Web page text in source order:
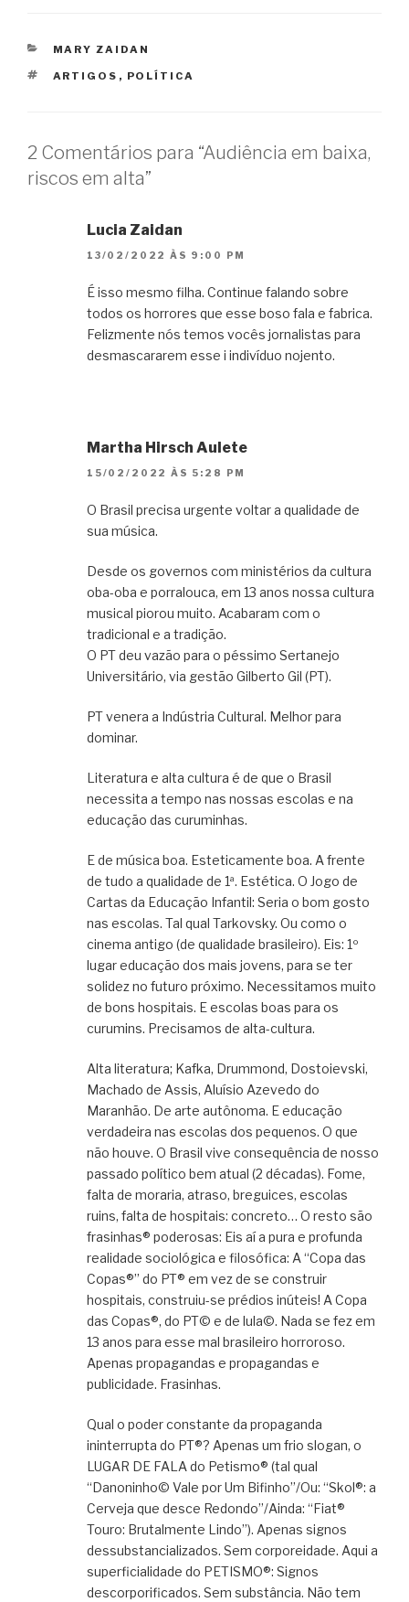
CATEGORIAS
MARY ZAIDAN
TAGS
ARTIGOS , POLÍTICA
2 Comentários para “Audiência em baixa,
riscos em alta”
Lucia Zaidan
13/02/2022 ÀS 9:00 PM
É isso mesmo filha. Continue falando sobre
todos os horrores que esse boso fala e fabrica.
Felizmente nós temos vocês jornalistas para
desmascararem esse i indivíduo nojento.
Martha Hirsch Aulete
15/02/2022 ÀS 5:28 PM
O Brasil precisa urgente voltar a qualidade de
sua música.
Desde os governos com ministérios da cultura
oba-oba e porralouca, em 13 anos nossa cultura
musical piorou muito. Acabaram com o
tradicional e a tradição.
O PT deu vazão para o péssimo Sertanejo
Universitário, via gestão Gilberto Gil (PT).
PT venera a Indústria Cultural. Melhor para
dominar.
Literatura e alta cultura é de que o Brasil
necessita a tempo nas nossas escolas e na
educação das curuminhas.
E de música boa. Esteticamente boa. A frente
de tudo a qualidade de 1ª. Estética. O Jogo de
Cartas da Educação Infantil: Seria o bom gosto
nas escolas. Tal qual Tarkovsky. Ou como o
cinema antigo (de qualidade brasileiro). Eis: 1º
lugar educação dos mais jovens, para se ter
solidez no futuro próximo. Necessitamos muito
de bons hospitais. E escolas boas para os
curumins. Precisamos de alta-cultura.
Alta literatura; Kafka, Drummond, Dostoievski,
Machado de Assis, Aluísio Azevedo do
Maranhão. De arte autônoma. E educação
verdadeira nas escolas dos pequenos. O que
não houve. O Brasil vive consequência de nosso
passado político bem atual (2 décadas). Fome,
falta de moraria, atraso, breguices, escolas
ruins, falta de hospitais: concreto… O resto são
frasinhas® poderosas: Eis aí a pura e profunda
realidade sociológica e filosófica: A “Copa das
Copas®” do PT® em vez de se construir
hospitais, construiu-se prédios inúteis! A Copa
das Copas®, do PT© e de lula©. Nada se fez em
13 anos para esse mal brasileiro horroroso.
Apenas propagandas e propagandas e
publicidade. Frasinhas.
Qual o poder constante da propaganda
ininterrupta do PT®? Apenas um frio slogan, o
LUGAR DE FALA do Petismo® (tal qual
“Danoninho© Vale por Um Bifinho”/Ou: “Skol®: a
Cerveja que desce Redondo”/Ainda: “Fiat®
Touro: Brutalmente Lindo”). Apenas signos
dessubstancializados. Sem corporeidade. Aqui a
superficialidade do PETISMO®: Signos
descorporificados. Sem substância. Não tem